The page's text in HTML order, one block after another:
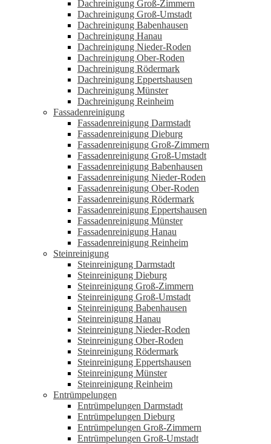
Dachreinigung Groß-Zimmern
Dachreinigung Groß-Umstadt
Dachreinigung Babenhausen
Dachreinigung Hanau
Dachreinigung Nieder-Roden
Dachreinigung Ober-Roden
Dachreinigung Rödermark
Dachreinigung Eppertshausen
Dachreinigung Münster
Dachreinigung Reinheim
Fassadenreinigung
Fassadenreinigung Darmstadt
Fassadenreinigung Dieburg
Fassadenreinigung Groß-Zimmern
Fassadenreinigung Groß-Umstadt
Fassadenreinigung Babenhausen
Fassadenreinigung Nieder-Roden
Fassadenreinigung Ober-Roden
Fassadenreinigung Rödermark
Fassadenreinigung Eppertshausen
Fassadenreinigung Münster
Fassadenreinigung Hanau
Fassadenreinigung Reinheim
Steinreinigung
Steinreinigung Darmstadt
Steinreinigung Dieburg
Steinreinigung Groß-Zimmern
Steinreinigung Groß-Umstadt
Steinreinigung Babenhausen
Steinreinigung Hanau
Steinreinigung Nieder-Roden
Steinreinigung Ober-Roden
Steinreinigung Rödermark
Steinreinigung Eppertshausen
Steinreinigung Münster
Steinreinigung Reinheim
Entrümpelungen
Entrümpelungen Darmstadt
Entrümpelungen Dieburg
Entrümpelungen Groß-Zimmern
Entrümpelungen Groß-Umstadt